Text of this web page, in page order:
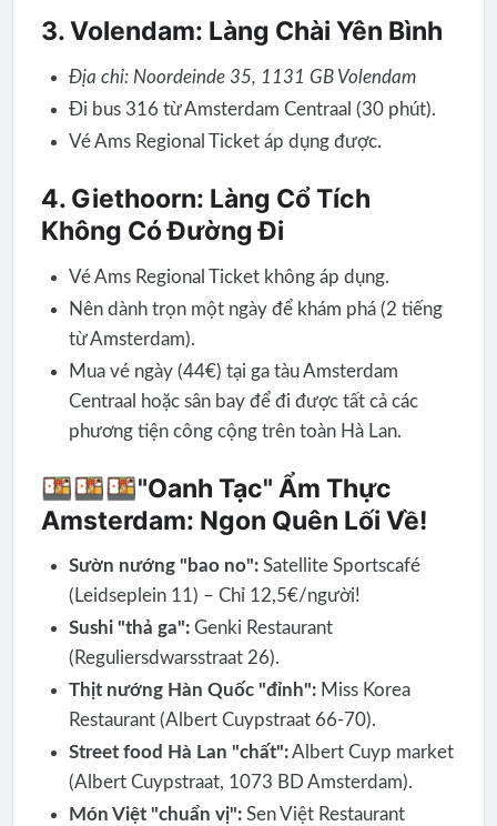
3. Volendam: Làng Chài Yên Bình
Địa chỉ: Noordeinde 35, 1131 GB Volendam
Đi bus 316 từ Amsterdam Centraal (30 phút).
Vé Ams Regional Ticket áp dụng được.
4. Giethoorn: Làng Cổ Tích
Không Có Đường Đi
Vé Ams Regional Ticket không áp dụng.
Nên dành trọn một ngày để khám phá (2 tiếng
từ Amsterdam).
Mua vé ngày (44€) tại ga tàu Amsterdam
Centraal hoặc sân bay để đi được tất cả các
phương tiện công cộng trên toàn Hà Lan.
🍱🍱🍱"Oanh Tạc" Ẩm Thực
Amsterdam: Ngon Quên Lối Về!
Sườn nướng "bao no":Satellite Sportscafé
(Leidseplein 11) – Chỉ 12,5€/người!
Sushi "thả ga":Genki Restaurant
(Reguliersdwarsstraat 26).
Thịt nướng Hàn Quốc "đỉnh":Miss Korea
Restaurant (Albert Cuypstraat 66-70).
Street food Hà Lan "chất":Albert Cuyp market
(Albert Cuypstraat, 1073 BD Amsterdam).
Món Việt "chuẩn vị":Sen Việt Restaurant